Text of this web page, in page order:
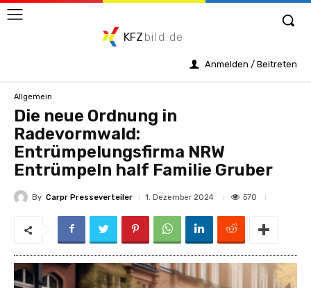
KFZ bild.de
Anmelden / Beitreten
Allgemein
Die neue Ordnung in
Radevormwald:
Entrümpelungsfirma NRW
Entrümpeln half Familie Gruber
By Carpr Presseverteiler 1. Dezember 2024 570